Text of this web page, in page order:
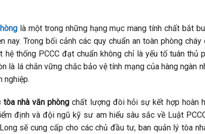
là một trong những hạng mục mang tính chất bắt
Trong bối cảnh các quy chuẩn an toàn phòng cháy
thống PCCC đạt chuẩn không chỉ là yếu tố tuân thủ
là lá chắn vững chắc bảo vệ tính mạng của hàng ngàn
nghiệp.
nhà văn phòng chất lượng đòi hỏi sự kết hợp hoàn
định và đội ngũ kỹ sư am hiểu sâu sắc về Luật
sẽ cung cấp cho các chủ đầu tư, ban quản lý tòa